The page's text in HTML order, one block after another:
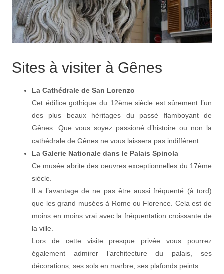
Sites à visiter à Gênes
La Cathédrale de San Lorenzo
Cet édifice gothique du 12ème siècle est sûrement l’un
des plus beaux héritages du passé flamboyant de
Gênes. Que vous soyez passioné d’histoire ou non la
cathédrale de Gênes ne vous laissera pas indifférent.
La Galerie Nationale dans le Palais Spinola
Ce musée abrite des oeuvres exceptionnelles du 17ème
siècle.
Il a l’avantage de ne pas être aussi fréquenté (à tord)
que les grand musées à Rome ou Florence. Cela est de
moins en moins vrai avec la fréquentation croissante de
la ville.
Lors de cette visite presque privée vous pourrez
également admirer l’architecture du palais, ses
décorations, ses sols en marbre, ses plafonds peints.